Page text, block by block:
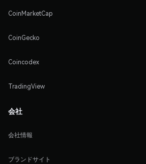
CoinMarketCap
CoinGecko
Coincodex
TradingView
会社
会社情報
ブランドサイト